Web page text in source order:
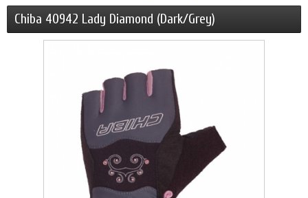
Chiba 40942 Lady Diamond (Dark/Grey)